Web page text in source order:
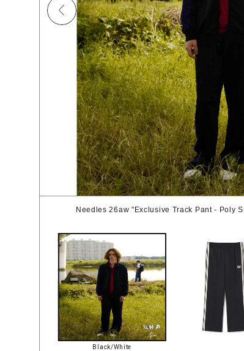
Needles 26aw "Exclusive Track Pant - Poly
Black/White